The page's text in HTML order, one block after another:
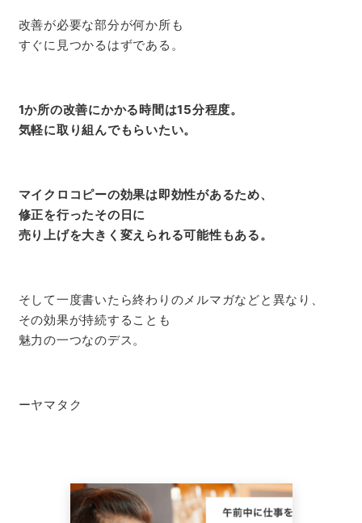
改善が必要な部分が何か所も
すぐに見つかるはずである。
1か所の改善にかかる時間は15分程度。
気軽に取り組んでもらいたい。
マイクロコピーの効果は即効性があるため、
修正を行ったその日に
売り上げを大きく変えられる可能性もある。
そして一度書いたら終わりのメルマガなどと異なり、
その効果が持続することも
魅力の一つなのデス。
ーヤマタク